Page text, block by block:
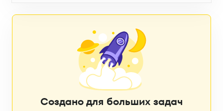
Создано для больших задач